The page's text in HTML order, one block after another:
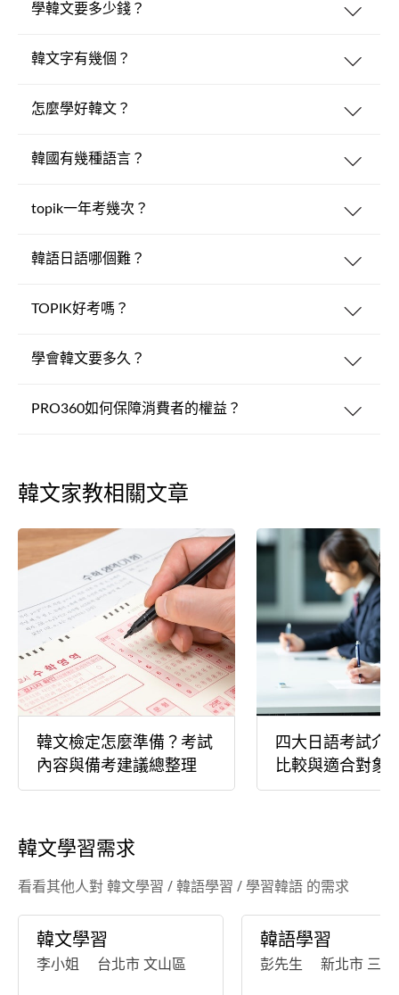
學韓文要多少錢？
韓文字有幾個？
怎麼學好韓文？
韓國有幾種語言？
topik一年考幾次？
韓語日語哪個難？
TOPIK好考嗎？
學會韓文要多久？
PRO360如何保障消費者的權益？
韓文家教相關文章
韓文檢定怎麼準備？考試
內容與備考建議總整理
四大日語考試介
比較與適合對象
韓文學習需求
看看其他人對 韓文學習 / 韓語學習 / 學習韓語 的需求
韓文學習
李小姐 台北市 文山區
韓語學習
彭先生 新北市 三重